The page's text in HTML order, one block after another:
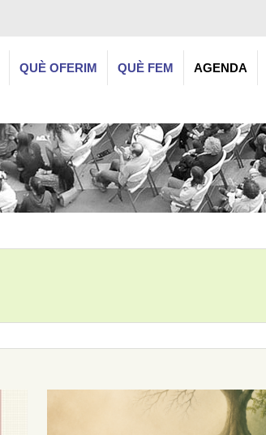
QUÈ OFERIM QUÈ FEM AGENDA